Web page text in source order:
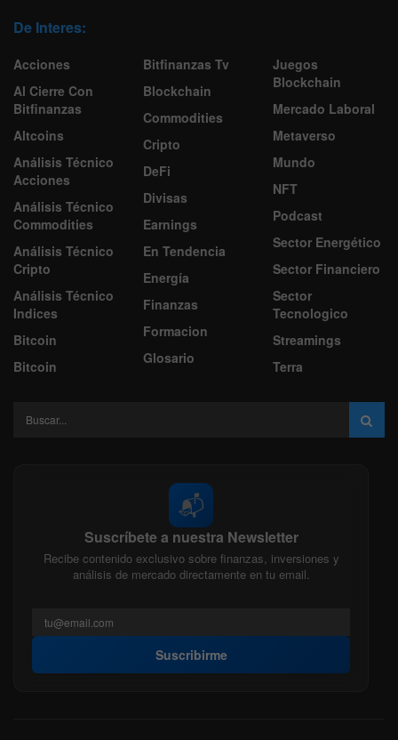
De Interes:
Acciones
Al Cierre Con
Bitfinanzas
Altcoins
Análisis Técnico
Acciones
Análisis Técnico
Commodities
Análisis Técnico
Cripto
Análisis Técnico
Indices
Bitcoin
Bitcoin
Bitfinanzas Tv
Blockchain
Commodities
Cripto
DeFi
Divisas
Earnings
En Tendencia
Energía
Finanzas
Formacion
Glosario
Juegos
Blockchain
Mercado Laboral
Metaverso
Mundo
NFT
Podcast
Sector Energético
Sector Financiero
Sector
Tecnologico
Streamings
Terra
📬
Suscríbete a nuestra Newsletter
Recibe contenido exclusivo sobre finanzas, inversiones y
análisis de mercado directamente en tu email.
Suscribirme